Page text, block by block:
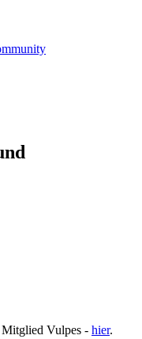
Mitglied Vulpes - hier.